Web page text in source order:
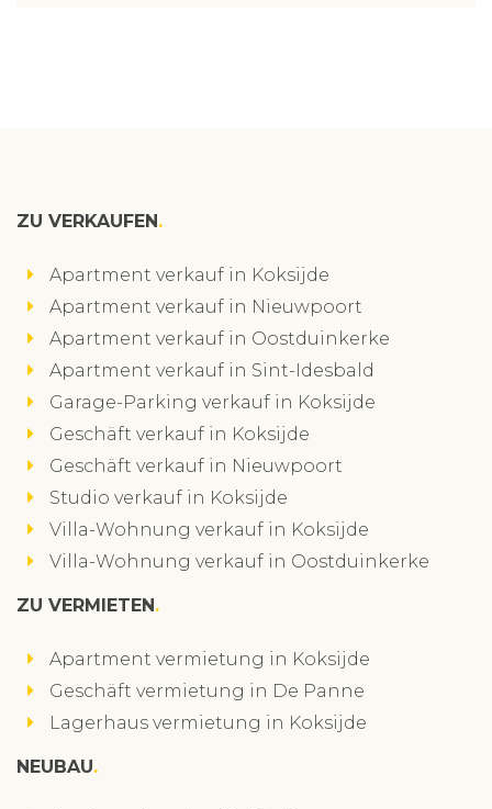
ZU VERKAUFEN
Apartment verkauf in Koksijde
Apartment verkauf in Nieuwpoort
Apartment verkauf in Oostduinkerke
Apartment verkauf in Sint-Idesbald
Garage-Parking verkauf in Koksijde
Geschäft verkauf in Koksijde
Geschäft verkauf in Nieuwpoort
Studio verkauf in Koksijde
Villa-Wohnung verkauf in Koksijde
Villa-Wohnung verkauf in Oostduinkerke
ZU VERMIETEN
Apartment vermietung in Koksijde
Geschäft vermietung in De Panne
Lagerhaus vermietung in Koksijde
NEUBAU